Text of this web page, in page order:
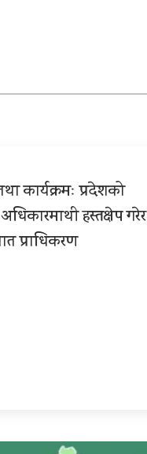
कार्यक्रमः प्रदेशको
हस्तक्षेप गरेर
प्राधिकरण